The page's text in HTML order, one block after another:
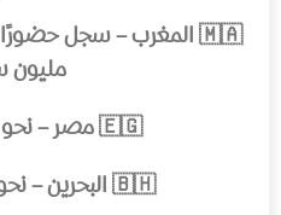
مليون
🇪🇬 مصر – نحو 13 مليون زائر.
🇧🇭 البحرين – نحو 11.1 مليون زائر.